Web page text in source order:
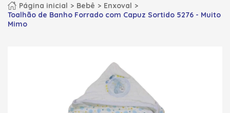
Página inicial Bebê
Enxoval
Toalhão de Banho Forrado com Capuz Sortido 5276 - Muito
Mimo